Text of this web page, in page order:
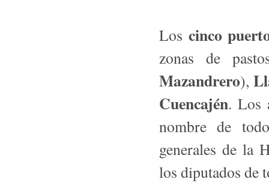
Los cinco
zonas de
Mazandrero),
Cuencajén. Los
nombre de
generales de la
los diputados de